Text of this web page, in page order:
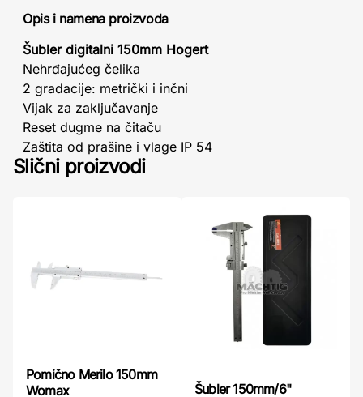
Opis i namena proizvoda
Šubler digitalni 150mm Hogert
Nehrđajućeg čelika
2 gradacije: metrički i inčni
Vijak za zaključavanje
Reset dugme na čitaču
Zaštita od prašine i vlage IP 54
Slični proizvodi
Pomično Merilo 150mm
Womax
Šubler 150mm/6"